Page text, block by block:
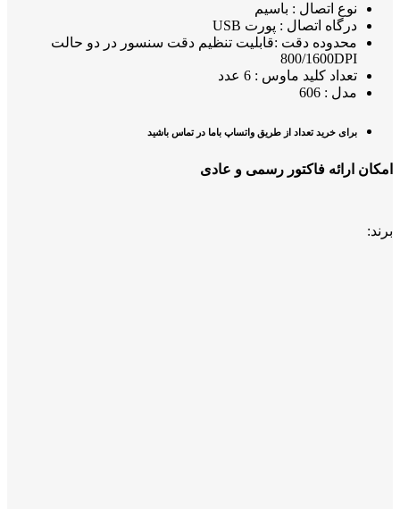
نوع اتصال : باسیم
درگاه اتصال : پورت USB
محدوده دقت :قابلیت تنظیم دقت سنسور در دو حالت
800/1600DPI
تعداد کلید ماوس : 6 عدد
مدل : 606
برای خرید تعداد از طریق واتساپ باما در تماس باشید
امکان ارائه فاکتور رسمی و عادی
برند: